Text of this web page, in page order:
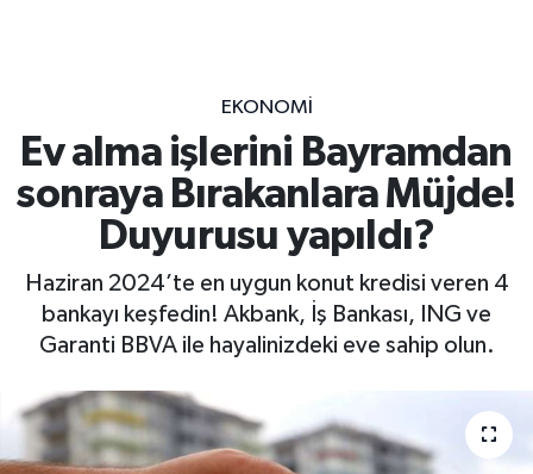
EKONOMİ
Ev alma işlerini Bayramdan
sonraya Bırakanlara Müjde!
Duyurusu yapıldı?
Haziran 2024’te en uygun konut kredisi veren 4
bankayı keşfedin! Akbank, İş Bankası, ING ve
Garanti BBVA ile hayalinizdeki eve sahip olun.